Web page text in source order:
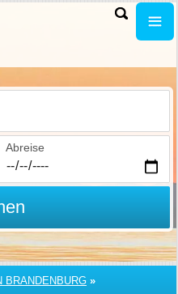
Abreise
BRANDENBURG »